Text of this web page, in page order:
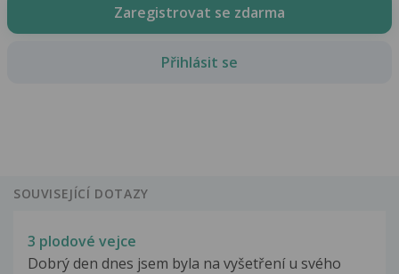
Zaregistrovat se zdarma
Přihlásit se
SOUVISEJÍCÍ DOTAZY
3 plodové vejce
Dobrý den dnes jsem byla na vyšetření u svého